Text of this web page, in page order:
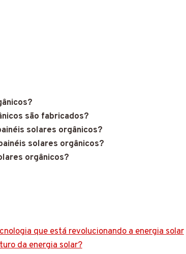
são fabricados?
solares orgânicos?
solares orgânicos?
orgânicos?
que está revolucionando a energia solar
da energia solar?